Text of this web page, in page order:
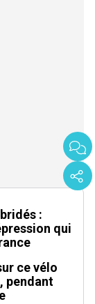
:
qui
ce vélo
pendant